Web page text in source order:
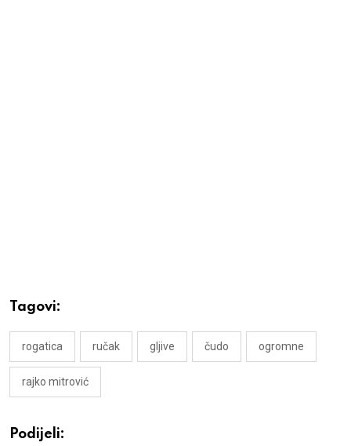
Tagovi:
rogatica ručak gljive čudo ogromne
rajko mitrović
Podijeli: